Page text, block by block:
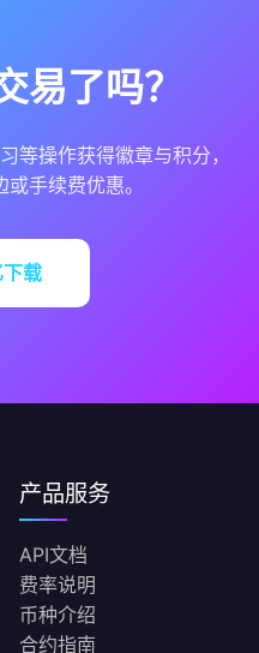
易了吗？
等操作获得徽章与积分，
手续费优惠。
载
产品服务
API文档
费率说明
币种介绍
合约指南